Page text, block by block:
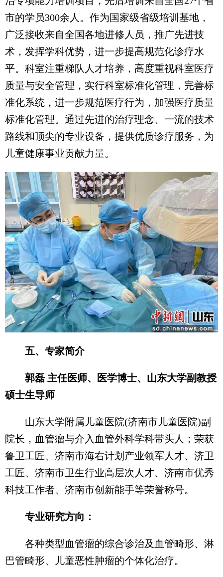
市的学员300余人。作为国家级省级培训基地，
广泛接收来自全国各地进修人员，推广先进技
术，发挥学科优势，进一步提高规范化诊疗水
平。科室注重梯队人才培养，高度重视科室医疗
质量与安全管理，实行科室标准化管理，完善标
准化系统，进一步规范医疗行为，加强医疗质量
标准化管理。通过先进的治疗理念、一流的技术
路线和顶尖的专业设备，提供优质诊疗服务，为
儿童健康事业贡献力量。
五、专家简介
郭磊 主任医师、医学博士、山东大学副教授
硕士生导师
山东大学附属儿童医院(济南市儿童医院)副
院长，血管瘤与介入血管外科学科带头人；荣获
鲁卫工匠、济南市海右计划产业领军人才、济卫
工匠、济南市卫生行业高层次人才、济南市优秀
科技工作者、济南市创新能手等荣誉称号。
专业研究方向：
各种类型血管瘤的综合诊治及血管畸形、淋
巴管畸形、儿童恶性肿瘤的个体化治疗。